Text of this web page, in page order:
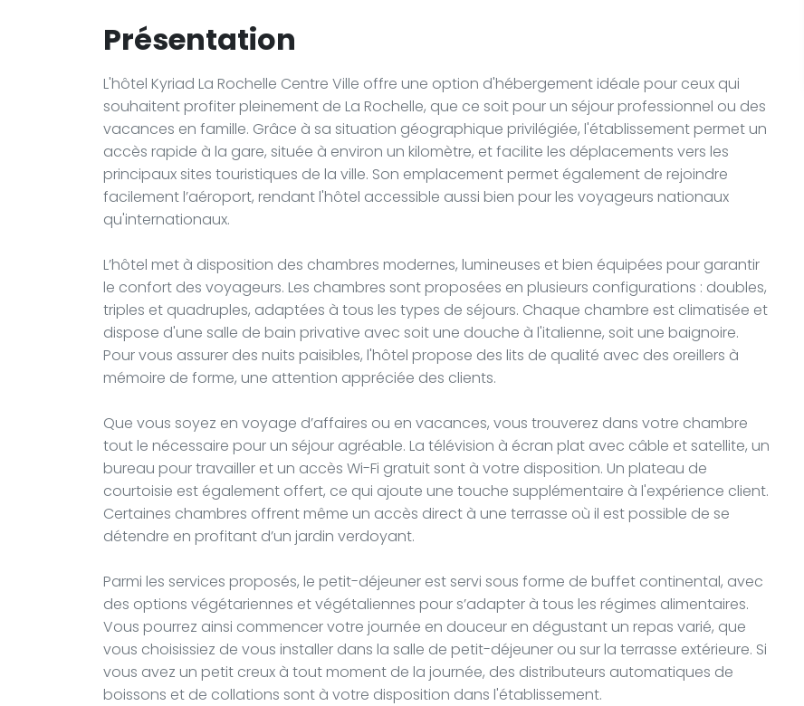
Présentation
L'hôtel Kyriad La Rochelle Centre Ville offre une option d'hébergement idéale pour ceux qui
souhaitent profiter pleinement de La Rochelle, que ce soit pour un séjour professionnel ou des
vacances en famille. Grâce à sa situation géographique privilégiée, l'établissement permet un
accès rapide à la gare, située à environ un kilomètre, et facilite les déplacements vers les
principaux sites touristiques de la ville. Son emplacement permet également de rejoindre
facilement l’aéroport, rendant l'hôtel accessible aussi bien pour les voyageurs nationaux
qu'internationaux.
L’hôtel met à disposition des chambres modernes, lumineuses et bien équipées pour garantir
le confort des voyageurs. Les chambres sont proposées en plusieurs configurations : doubles,
triples et quadruples, adaptées à tous les types de séjours. Chaque chambre est climatisée et
dispose d'une salle de bain privative avec soit une douche à l'italienne, soit une baignoire.
Pour vous assurer des nuits paisibles, l'hôtel propose des lits de qualité avec des oreillers à
mémoire de forme, une attention appréciée des clients.
Que vous soyez en voyage d’affaires ou en vacances, vous trouverez dans votre chambre
tout le nécessaire pour un séjour agréable. La télévision à écran plat avec câble et satellite, un
bureau pour travailler et un accès Wi-Fi gratuit sont à votre disposition. Un plateau de
courtoisie est également offert, ce qui ajoute une touche supplémentaire à l'expérience client.
Certaines chambres offrent même un accès direct à une terrasse où il est possible de se
détendre en profitant d’un jardin verdoyant.
Parmi les services proposés, le petit-déjeuner est servi sous forme de buffet continental, avec
des options végétariennes et végétaliennes pour s’adapter à tous les régimes alimentaires.
Vous pourrez ainsi commencer votre journée en douceur en dégustant un repas varié, que
vous choisissiez de vous installer dans la salle de petit-déjeuner ou sur la terrasse extérieure. Si
vous avez un petit creux à tout moment de la journée, des distributeurs automatiques de
boissons et de collations sont à votre disposition dans l'établissement.